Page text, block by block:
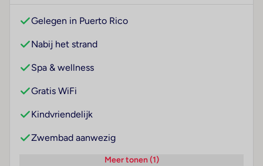
Gelegen in Puerto Rico
Nabij het strand
Spa & wellness
Gratis WiFi
Kindvriendelijk
Zwembad aanwezig
Meer tonen (1)